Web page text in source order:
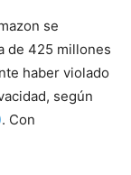
se
de 425 millones
haber violado
según
. Con